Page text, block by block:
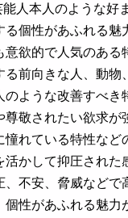
能人本人のような好
る個性があふれる魅
意欲的で人気のある
る前向きな人、動物
のような改善すべき
尊敬されたい欲求が
憧れている特性など
活かして抑圧された
、不安、脅威などで
個性があふれる魅力